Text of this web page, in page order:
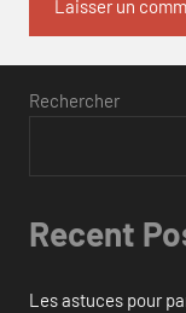
Rechercher
Recent
Les astuces pour